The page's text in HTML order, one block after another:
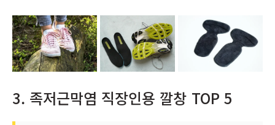
3. 족저근막염 직장인용 깔창 TOP 5